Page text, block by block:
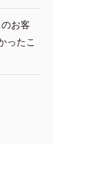
お客
ったこ